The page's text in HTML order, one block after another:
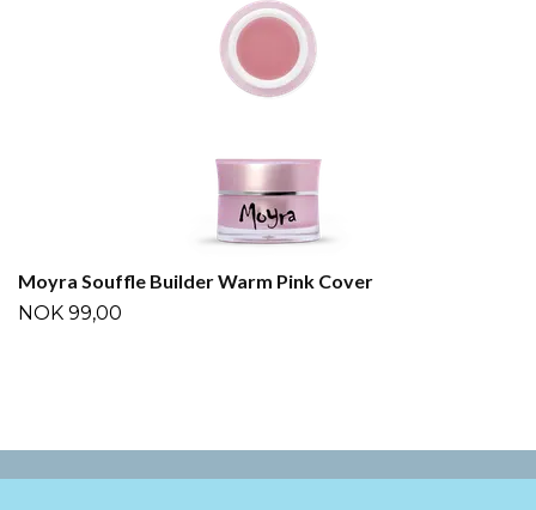
Moyra Souffle Builder Warm Pink Cover
NOK 99,00